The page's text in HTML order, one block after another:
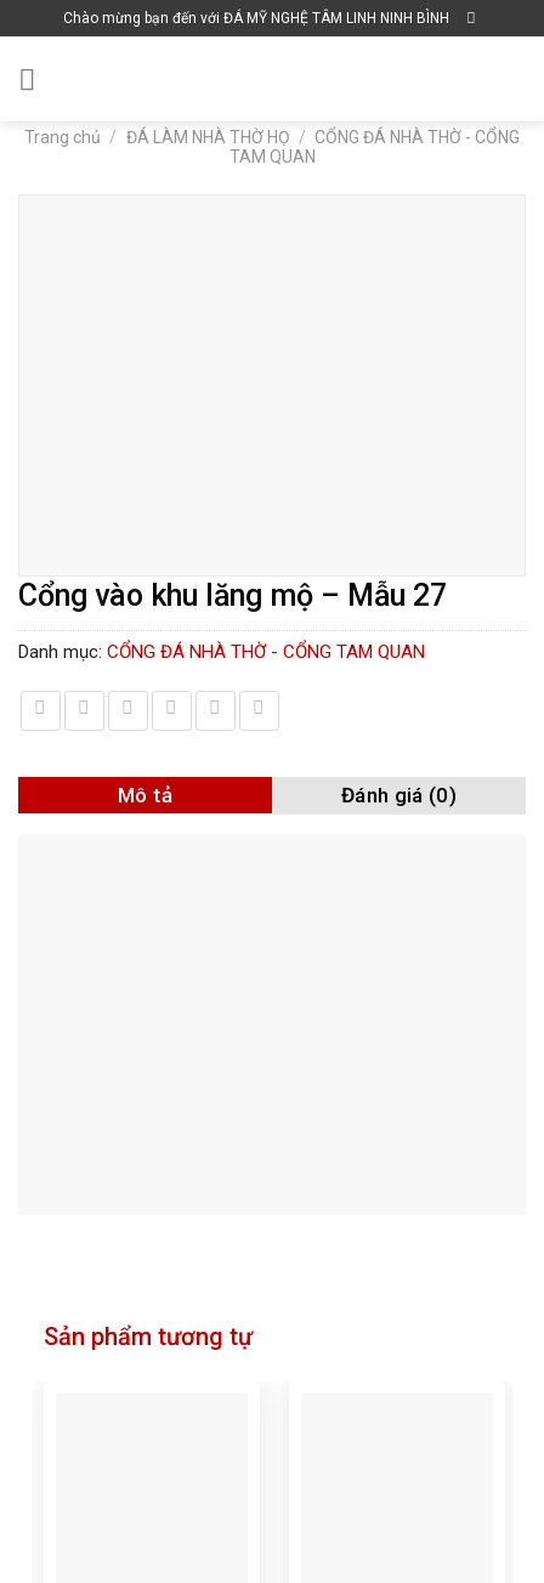
to
content
Chào mừng bạn đến với ĐÁ MỸ NGHỆ TÂM LINH NINH BÌNH
Trang chủ / ĐÁ LÀM NHÀ THỜ HỌ / CỔNG ĐÁ NHÀ THỜ - CỔNG
TAM QUAN
Cổng vào khu lăng mộ – Mẫu 27
Danh mục: CỔNG ĐÁ NHÀ THỜ - CỔNG TAM QUAN
Mô tả Đánh giá (0)
Sản phẩm tương tự